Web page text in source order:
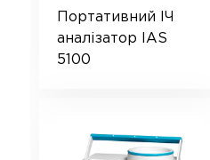
Портативний ІЧ
аналізатор IAS
5100